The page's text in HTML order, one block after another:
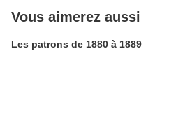
Vous aimerez aussi
Les patrons de 1880 à 1889